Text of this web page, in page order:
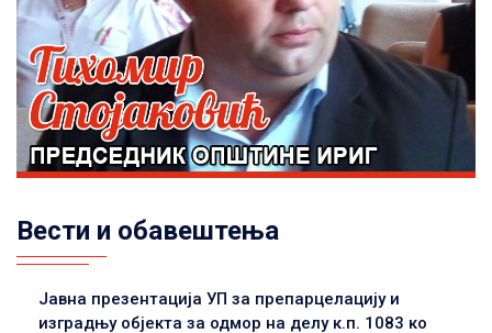
Вести и обавештења
Јавна презентација УП за препарцелацију и
изградњу објекта за одмор на делу к.п. 1083 ко